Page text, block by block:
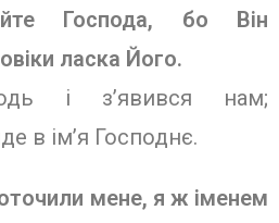
Господа, бо Він
ласка Його.
і з’явився нам;
в ім’я Господнє.
мене, я ж іменем